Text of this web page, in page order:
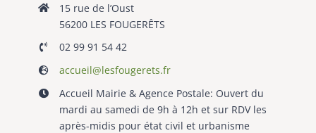
15 rue de l’Oust
56200 LES FOUGERÊTS
02 99 91 54 42
accueil@lesfougerets.fr
Accueil Mairie & Agence Postale: Ouvert du
mardi au samedi de 9h à 12h et sur RDV les
après-midis pour état civil et urbanisme